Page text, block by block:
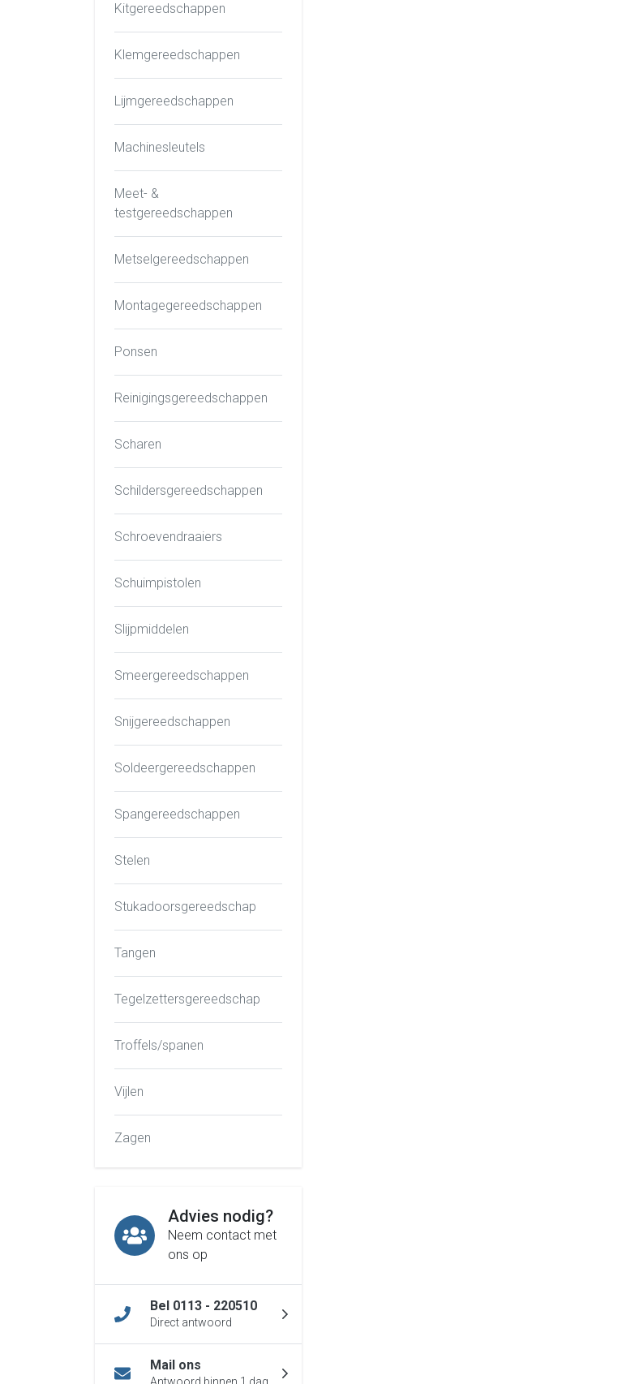
Kitgereedschappen
Klemgereedschappen
Lijmgereedschappen
Machinesleutels
Meet- &
testgereedschappen
Metselgereedschappen
Montagegereedschappen
Ponsen
Reinigingsgereedschappen
Scharen
Schildersgereedschappen
Schroevendraaiers
Schuimpistolen
Slijpmiddelen
Smeergereedschappen
Snijgereedschappen
Soldeergereedschappen
Spangereedschappen
Stelen
Stukadoorsgereedschap
Tangen
Tegelzettersgereedschap
Troffels/spanen
Vijlen
Zagen
Advies nodig?
Neem contact met
ons op
Bel 0113 - 220510
Direct antwoord
Mail ons